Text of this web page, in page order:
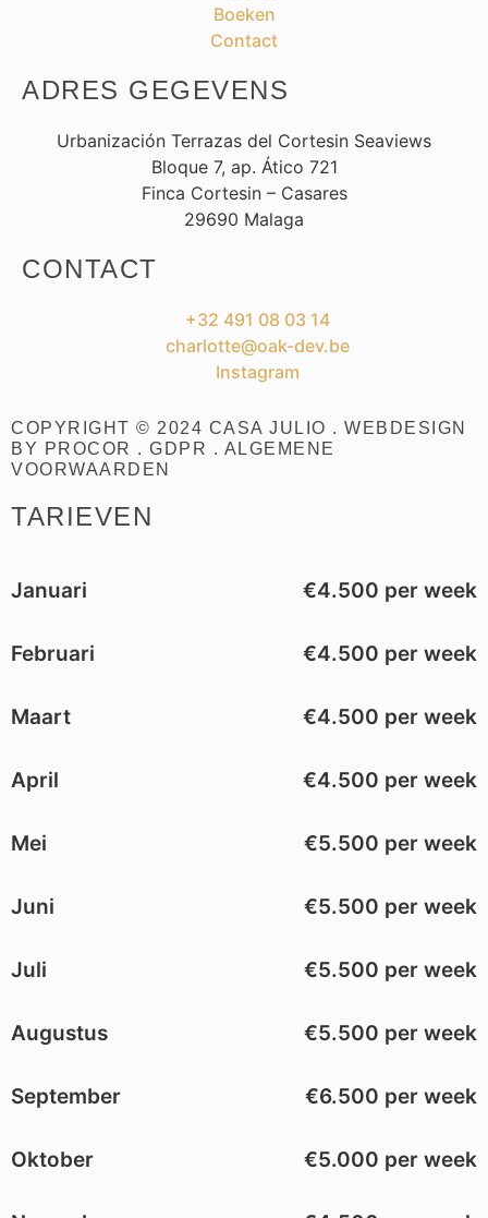
Boeken
Contact
ADRES GEGEVENS
Urbanización Terrazas del Cortesin Seaviews
Bloque 7, ap. Ático 721
Finca Cortesin – Casares
29690 Malaga
CONTACT
+32 491 08 03 14
charlotte@oak-dev.be
Instagram
COPYRIGHT © 2024 CASA JULIO . WEBDESIGN
BY PROCOR . GDPR . ALGEMENE
VOORWAARDEN
TARIEVEN
Januari €4.500 per week
Februari €4.500 per week
Maart €4.500 per week
April €4.500 per week
Mei €5.500 per week
Juni €5.500 per week
Juli €5.500 per week
Augustus €5.500 per week
September €6.500 per week
Oktober €5.000 per week